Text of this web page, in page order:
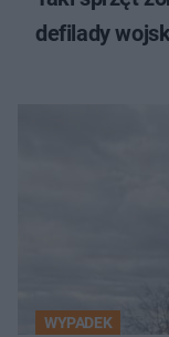
defilady
WYPADEK